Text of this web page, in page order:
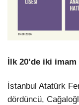
İlk 20’de iki
İstanbul Atatürk
dördüncü,